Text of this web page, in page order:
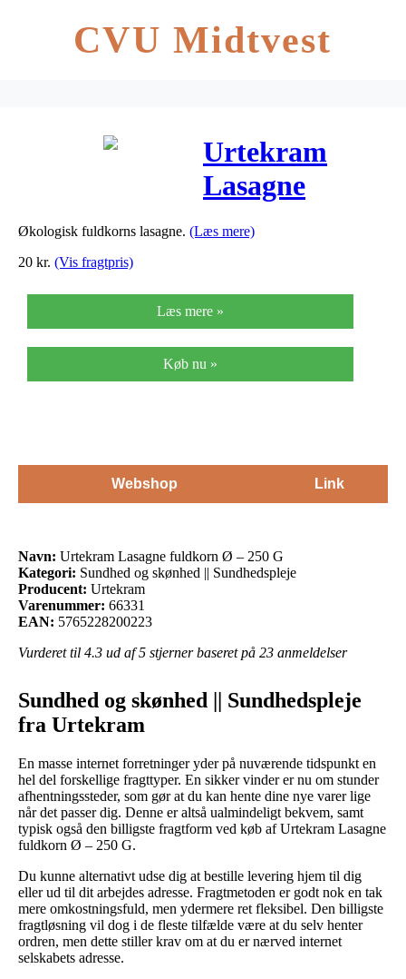
CVU Midtvest
Urtekram
Lasagne
fuldkorn Ø –
Økologisk fuldkorns lasagne. (Læs mere)
20 kr. (Vis fragtpris)
Læs mere »
Køb nu »
Webshop Link
Navn: Urtekram Lasagne fuldkorn Ø – 250 G
Kategori: Sundhed og skønhed || Sundhedspleje
Producent: Urtekram
Varenummer: 66331
EAN: 5765228200223
Vurderet til 4.3 ud af 5 stjerner baseret på 23 anmeldelser
Sundhed og skønhed || Sundhedspleje
fra Urtekram
En masse internet forretninger yder på nuværende tidspunkt en
hel del forskellige fragttyper. En sikker vinder er nu om stunder
afhentningssteder, som gør at du kan hente dine nye varer lige
når det passer dig. Denne er altså ualmindeligt bekvem, samt
typisk også den billigste fragtform ved køb af Urtekram Lasagne
fuldkorn Ø – 250 G.
Du kunne alternativt udse dig at bestille levering hjem til dig
eller ud til dit arbejdes adresse. Fragtmetoden er godt nok en tak
mere omkostningsfuld, men ydermere ret fleksibel. Den billigste
fragtløsning vil dog i de fleste tilfælde være at du selv henter
ordren, men dette stiller krav om at du er nærved internet
selskabets adresse.